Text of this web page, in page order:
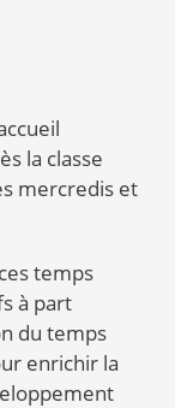
la classe
mercredis et
temps
à part
du temps
enrichir la